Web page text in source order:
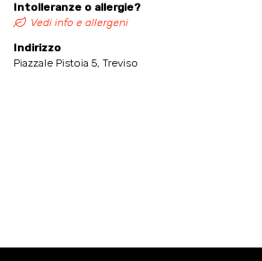
Intolleranze o allergie?
Vedi info e allergeni
Indirizzo
Piazzale Pistoia 5, Treviso